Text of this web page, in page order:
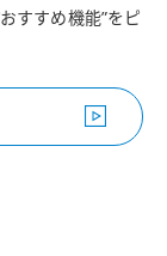
すすめ機能”をピ